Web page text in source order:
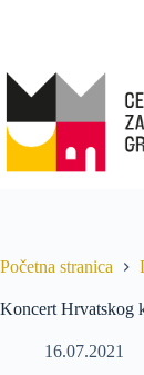
Početna stranica
Koncert Hrvatskog
16.07.2021